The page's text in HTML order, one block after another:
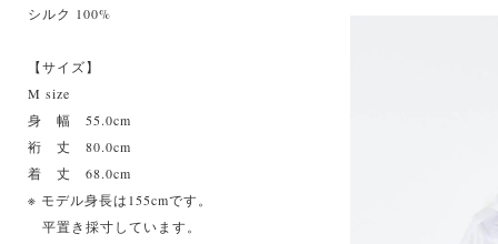
シルク 100%
【サイズ】
M size
身 幅 55.0cm
裄 丈 80.0cm
着 丈 68.0cm
※ モデル身長は155cmです。
平置き採寸しています。